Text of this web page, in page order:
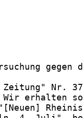
gegen
Nr.
erhalten